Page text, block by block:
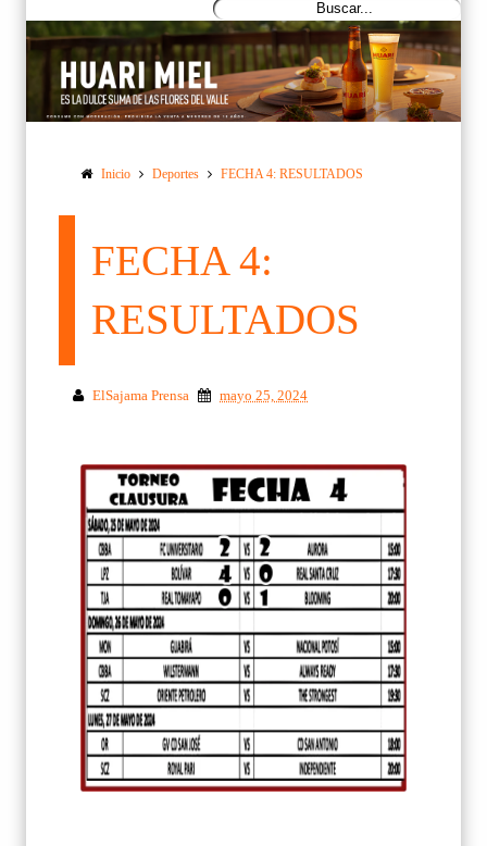
Inicio Deportes FECHA 4: RESULTADOS
FECHA 4:
RESULTADOS
ElSajama Prensa mayo 25, 2024